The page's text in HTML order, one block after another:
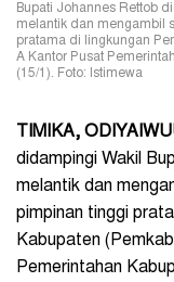
Bupati Johannes Rettob
melantik dan mengambil
pratama di lingkungan
A Kantor Pusat
(15/1). Foto: Istimewa
TIMIKA,
didampingi Wakil
melantik dan
pimpinan tinggi
Kabupaten
Pemerintahan